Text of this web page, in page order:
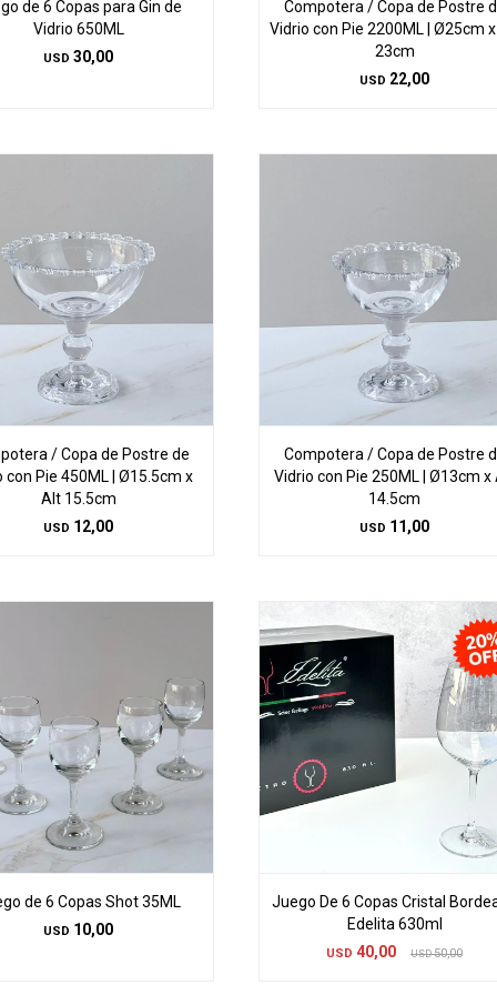
de 6 Copas para Gin de
Vidrio 650ML
USD 30,00
Compotera / Copa de Postre
Vidrio con Pie 2200ML | Ø25cm
23cm
USD 22,00
/ Copa de Postre de
con Pie 450ML | Ø15.5cm x
Alt 15.5cm
USD 12,00
Compotera / Copa de Postre
Vidrio con Pie 250ML | Ø13cm x
14.5cm
USD 11,00
de 6 Copas Shot 35ML
USD 10,00
Juego De 6 Copas Cristal
Edelita 630ml
USD 40,00 USD 50,00